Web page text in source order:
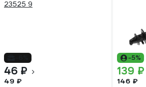
46 ₽
49 ₽
-5%
139 ₽
146 ₽